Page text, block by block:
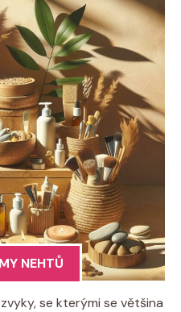
NEHTŮ
se kterými se většina